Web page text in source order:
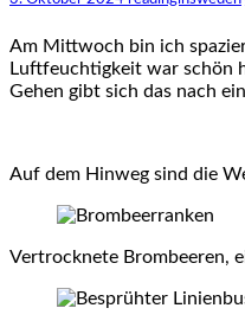
Am Mittwoch bin ich
Luftfeuchtigkeit war schön
Gehen gibt sich das nach
Auf dem Hinweg sind die
Vertrocknete Brombeeren,